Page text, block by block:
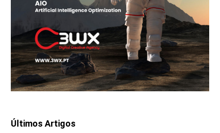
Últimos Artigos